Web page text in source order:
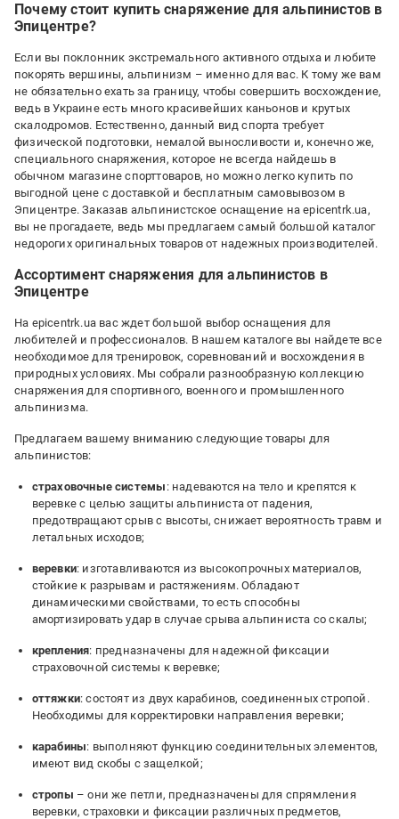
Почему стоит купить снаряжение для альпинистов в
Эпицентре?
Если вы поклонник экстремального активного отдыха и любите
покорять вершины, альпинизм – именно для вас. К тому же вам
не обязательно ехать за границу, чтобы совершить восхождение,
ведь в Украине есть много красивейших каньонов и крутых
скалодромов. Естественно, данный вид спорта требует
физической подготовки, немалой выносливости и, конечно же,
специального снаряжения, которое не всегда найдешь в
обычном магазине спорттоваров, но можно легко купить по
выгодной цене с доставкой и бесплатным самовывозом в
Эпицентре. Заказав альпинистское оснащение на epicentrk.ua,
вы не прогадаете, ведь мы предлагаем самый большой каталог
недорогих оригинальных товаров от надежных производителей.
Ассортимент снаряжения для альпинистов в
Эпицентре
На epicentrk.ua вас ждет большой выбор оснащения для
любителей и профессионалов. В нашем каталоге вы найдете все
необходимое для тренировок, соревнований и восхождения в
природных условиях. Мы собрали разнообразную коллекцию
снаряжения для спортивного, военного и промышленного
альпинизма.
Предлагаем вашему вниманию следующие товары для
альпинистов:
страховочные системы : надеваются на тело и крепятся к
веревке с целью защиты альпиниста от падения,
предотвращают срыв с высоты, снижает вероятность травм и
летальных исходов;
веревки: изготавливаются из высокопрочных материалов,
стойкие к разрывам и растяжениям. Обладают
динамическими свойствами, то есть способны
амортизировать удар в случае срыва альпиниста со скалы;
крепления: предназначены для надежной фиксации
страховочной системы к веревке;
оттяжки: состоят из двух карабинов, соединенных стропой.
Необходимы для корректировки направления веревки;
карабины: выполняют функцию соединительных элементов,
имеют вид скобы с защелкой;
стропы – они же петли, предназначены для спрямления
веревки, страховки и фиксации различных предметов,